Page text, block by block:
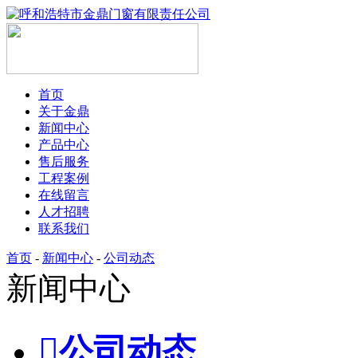
首页
关于金鼎
新闻中心
产品中心
售后服务
工程案例
在线留言
人才招聘
联系我们
首页 - 新闻中心 - 公司动态
新闻中心